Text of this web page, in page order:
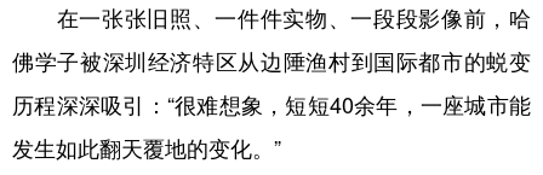
Deutsch Português
在一张张旧照、一件件实物、一段段影像前，哈
佛学子被深圳经济特区从边陲渔村到国际都市的蜕变
历程深深吸引：“很难想象，短短40余年，一座城市能
发生如此翻天覆地的变化。”